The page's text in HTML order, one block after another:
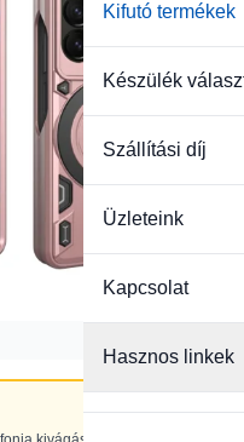
Kifutó termékek
Készülék
Szállítási díj
Üzleteink
Kapcsolat
Hasznos linkek